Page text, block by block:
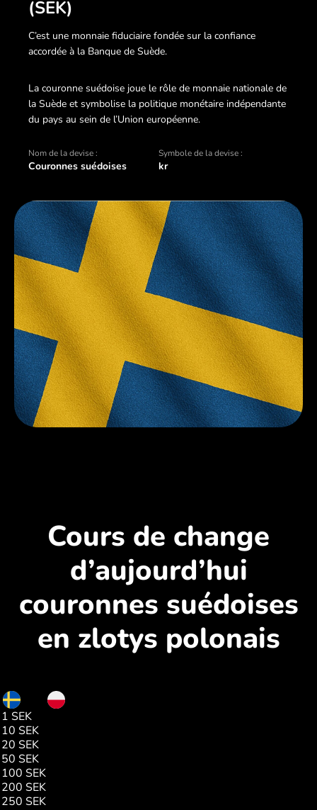
(SEK)
C’est une monnaie fiduciaire fondée sur la confiance
accordée à la Banque de Suède.
La couronne suédoise joue le rôle de monnaie nationale de
la Suède et symbolise la politique monétaire indépendante
du pays au sein de l’Union européenne.
Nom de la devise :
Couronnes suédoises
Symbole de la devise :
kr
Cours de change
d’aujourd’hui
couronnes suédoises
en zlotys polonais
SEK
1 SEK
10 SEK
20 SEK
50 SEK
100 SEK
200 SEK
250 SEK